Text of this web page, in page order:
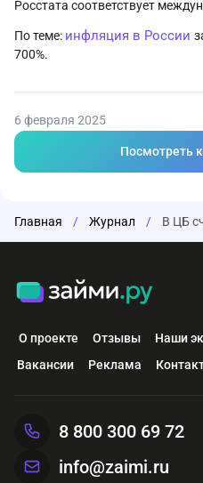
Росстата соответствует
По теме: инфляция в России
700%.
6 февраля 2025
Посмотреть
Главная / Журнал /
О проекте Отзывы Наши
Вакансии
Реклама
8 800 300 69 72
info@zaimi.ru